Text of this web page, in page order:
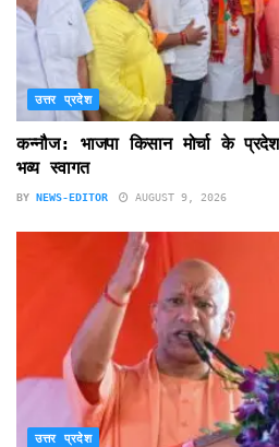
उत्तर प्रदेश
कन्नौज: भाजपा किसान मोर्चा के
भव्य स्वागत
BY NEWS-EDITOR AUGUST 9, 2026
उत्तर प्रदेश